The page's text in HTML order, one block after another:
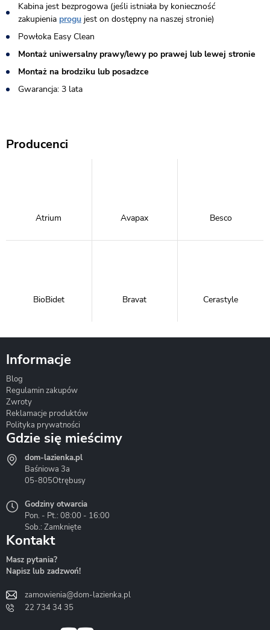
Kabina jest bezprogowa (jeśli istniała by konieczność
zakupienia progu jest on dostępny na naszej stronie)​
Powłoka Easy Clean
Montaż uniwersalny prawy/lewy po prawej lub lewej stronie
Montaż na brodziku lub posadzce
Gwarancja: 3 lata
Producenci
Atrium Avapax Besco
BioBidet Bravat Cerastyle
Hydrostop
Liveno
Informacje
Blog
Regulamin zakupów
Zwroty
Reklamacje produktów
Polityka prywatności
Gdzie się mieścimy
dom-lazienka.pl
Baśniowa 3a
05-805Otrębusy
Godziny otwarcia
Pon. - Pt.: 08:00 - 16:00
Sob.: Zamknięte
Kontakt
Masz pytania?
Napisz lub zadzwoń!
zamowienia@dom-lazienka.pl
22 734 34 35